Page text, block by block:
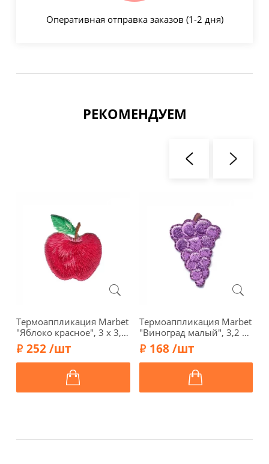
Оперативная отправка заказов (1-2 дня)
РЕКОМЕНДУЕМ
Термоаппликация Marbet
"Яблоко красное", 3 х 3,4
см, 565070.C
252 /шт
Термоаппликация Marbet
"Виноград малый", 3,2 х
2,2 см, 568985
168 /шт